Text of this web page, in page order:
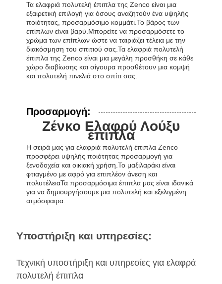
Τα ελαφριά πολυτελή έπιπλα της Zenco είναι μια
εξαιρετική επιλογή για όσους αναζητούν ένα υψηλής
ποιότητας, προσαρμόσιμο κομμάτι.Το βάρος των
επίπλων είναι βαρύ.Μπορείτε να προσαρμόσετε το
χρώμα των επίπλων ώστε να ταιριάζει τέλεια με την
διακόσμηση του σπιτιού σας.Τα ελαφριά πολυτελή
έπιπλα της Zenco είναι μια μεγάλη προσθήκη σε κάθε
χώρο διαβίωσης και σίγουρα προσθέτουν μια κομψή
και πολυτελή πινελιά στο σπίτι σας.
Προσαρμογή:
Ζένκο Ελαφρύ Λούξυ
έπιπλα
Η σειρά μας για ελαφριά πολυτελή έπιπλα Zenco
προσφέρει υψηλής ποιότητας προσαρμογή για
ξενοδοχεία και οικιακή χρήση.Το μαξιλαράκι είναι
φτιαγμένο με αφρό για επιπλέον άνεση και
πολυτέλειαΤα προσαρμόσιμα έπιπλα μας είναι ιδανικά
για να δημιουργήσουμε μια πολυτελή και εξελιγμένη
ατμόσφαιρα.
Υποστήριξη και υπηρεσίες:
Τεχνική υποστήριξη και υπηρεσίες για ελαφρά
πολυτελή έπιπλα